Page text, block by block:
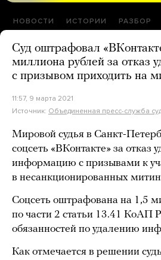
НОВОСТИ ИСТОРИИ РАЗБОР
Суд оштрафовал
миллиона рублей за отказ
с призывом приходить на
11:57, 9 марта 2021
Источник: Объединенная пресс-служба
Мировой судья в Санкт-
соцсеть «ВКонтакте» за отказ
информацию с призывами к
в несанкционированных
Соцсеть оштрафована на 1,5
по части 2 статьи 13.41 КоАП
обязанностей по удалению
Как отмечается в решении